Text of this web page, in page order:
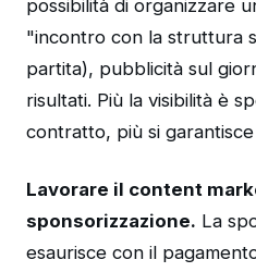
possibilità di organizzare
"incontro con la struttura
partita), pubblicità sul
risultati. Più la visibilità è
contratto, più si
Lavorare il content
sponsorizzazione. La
esaurisce con il